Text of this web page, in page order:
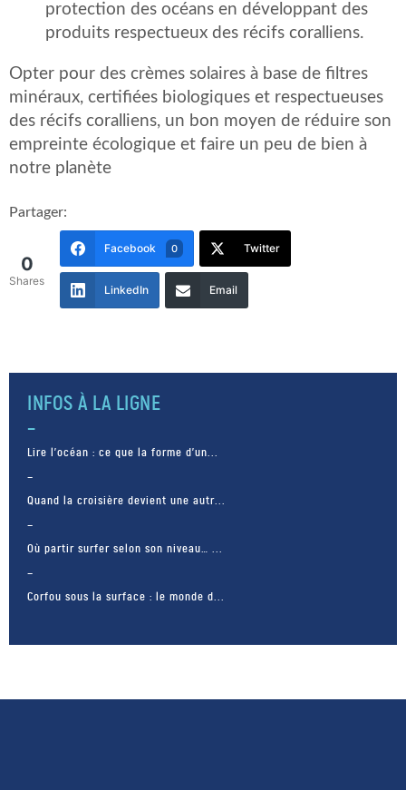
protection des océans en développant des
produits respectueux des récifs coralliens.
Opter pour des crèmes solaires à base de filtres
minéraux, certifiées biologiques et respectueuses
des récifs coralliens, un bon moyen de réduire son
empreinte écologique et faire un peu de bien à
notre planète
Partager:
0
Shares
Facebook 0 Twitter
LinkedIn Email
INFOS À LA LIGNE
Lire l’océan : ce que la forme d’un...
Quand la croisière devient une autr...
Où partir surfer selon son niveau… ...
Corfou sous la surface : le monde d...